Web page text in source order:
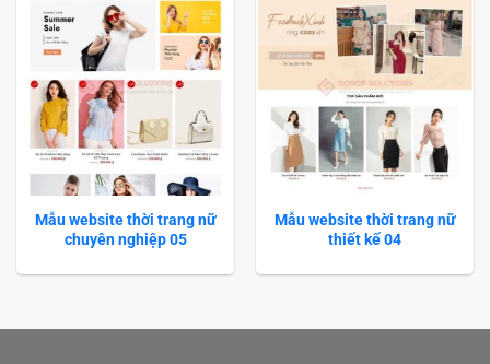
Mẫu website thời trang nữ
chuyên nghiệp 05
Mẫu website thời trang nữ
thiết kế 04